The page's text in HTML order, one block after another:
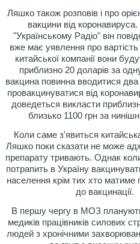
Ляшко також розповів і про
вакцини від
"Українському Радіо" він
вже має уявлення про вартість
китайської компанії вони
приблизно 20 доларів за
вакцина повинна вводитися
провакцинуватися від
доведеться викласти
близько 1100 грн за
Коли саме з'явиться
Ляшко поки сказати не може
препарату тривають. Однак
потрапить в Україну
населення крім тих хто матиме
до вакцинації.
В першу чергу в МОЗ
медиків працівників силових
людей з хронічними